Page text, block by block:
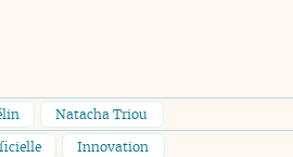
Natacha Triou
Innovation